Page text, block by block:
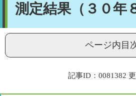
測定結果（３０年
ページ内目
記事ID：0081382